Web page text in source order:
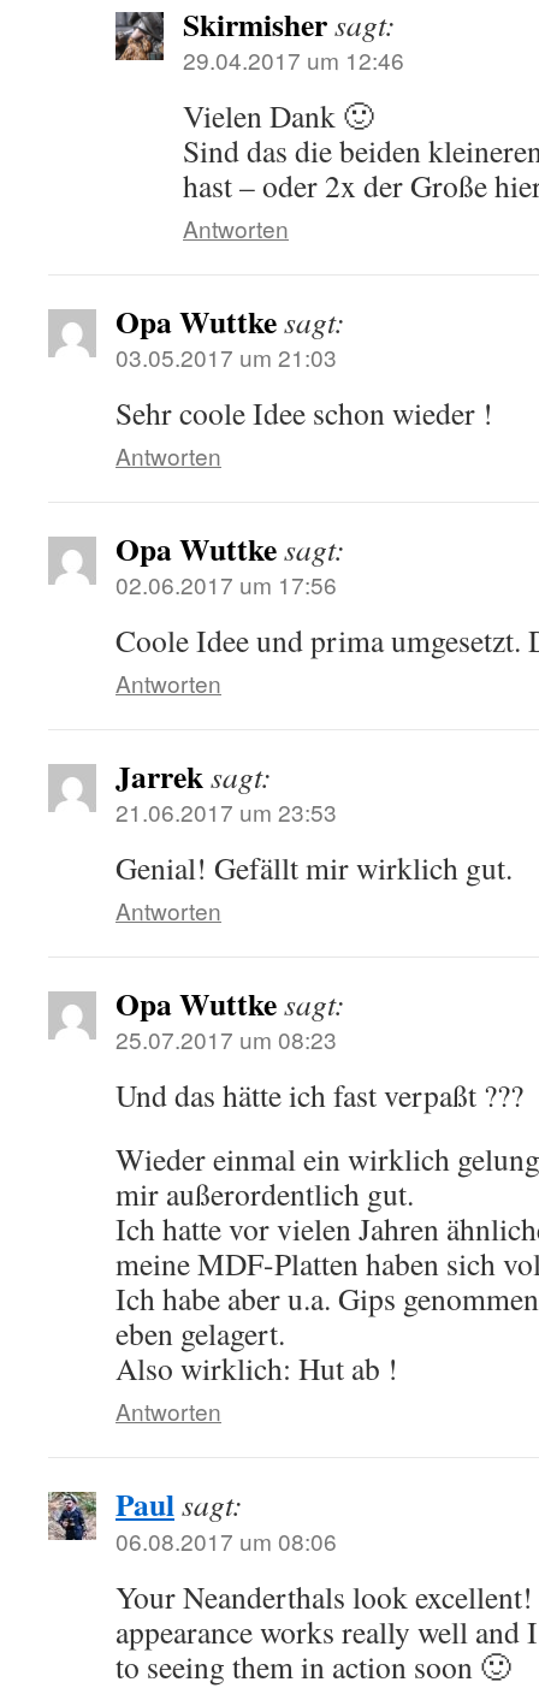
Skirmishersagt:
29.04.2017 um 12:46
Vielen Dank 🙂
Sind das die beiden
hast – oder 2x der Große
Antworten
Opa Wuttkesagt:
03.05.2017 um 21:03
Sehr coole Idee schon wieder !
Antworten
Opa Wuttkesagt:
02.06.2017 um 17:56
Coole Idee und prima umgesetzt.
Antworten
Jarreksagt:
21.06.2017 um 23:53
Genial! Gefällt mir wirklich gut.
Antworten
Opa Wuttkesagt:
25.07.2017 um 08:23
Und das hätte ich fast verpaßt ???
Wieder einmal ein wirklich
mir außerordentlich gut.
Ich hatte vor vielen Jahren
meine MDF-Platten haben sich
Ich habe aber u.a. Gips
eben gelagert.
Also wirklich: Hut ab !
Antworten
Paulsagt:
06.08.2017 um 08:06
Your Neanderthals look
appearance works really well
to seeing them in action soon 🙂